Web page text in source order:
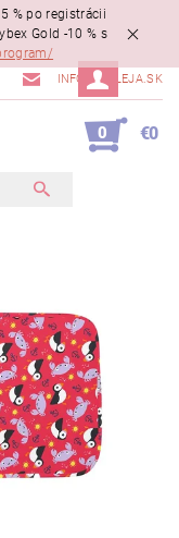
% po registrácii
Gold -10 % s
INFO@MALEJA.SK
0 €0